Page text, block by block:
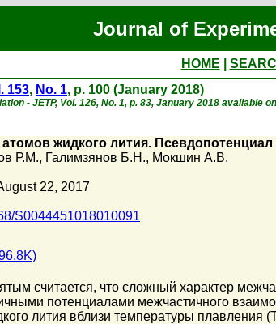
Journal of
HOME
153, No. 1, p. 100 (January 2018)
- JETP, Vol. 126, No. 1, p. 83, January 2018 available
жидкого лития.
Р.М., Галимзянов Б.Н., Мокшин А.В.
22, 2017
S0044451018010091
считается, что сложный характер
потенциалами межчастичного
лития вблизи температуры плавления